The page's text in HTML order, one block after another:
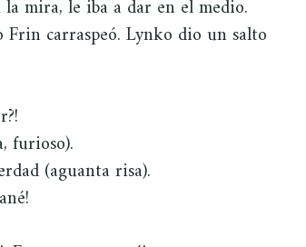
mira, le iba a dar en el medio.
Frin carraspeó. Lynko dio un salto
furioso).
(aguanta risa).